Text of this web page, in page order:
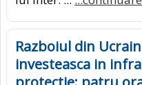
Razboiul din
investeasca in